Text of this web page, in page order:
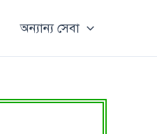
অন্যান্য সেবা